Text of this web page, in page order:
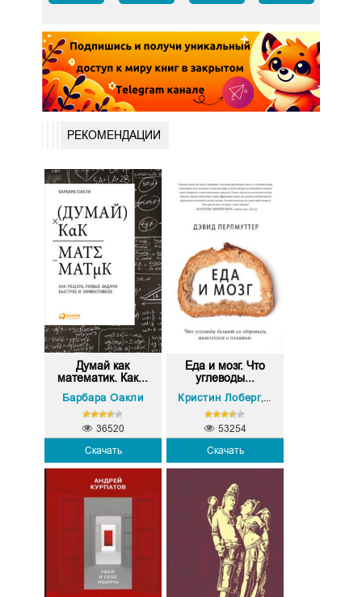
РЕКОМЕНДАЦИИ
Думай как
математик. Как...
Барбара Оакли
Скачать
36520
Еда и мозг. Что
углеводы...
Кристин Лоберг, Дэвид
Скачать
53254